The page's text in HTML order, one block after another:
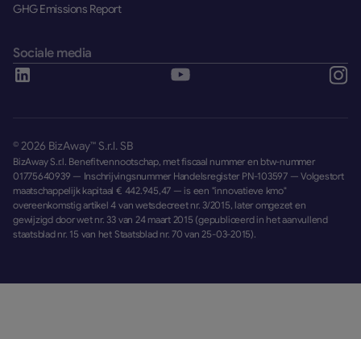
GHG Emissions Report
Sociale media
BizAway S.r.l. Benefitvennootschap, met fiscaal nummer en btw-nummer
01775640939 — Inschrijvingsnummer Handelsregister PN-103597 — Volgestort
maatschappelijk kapitaal € 442.945,47 — is een "innovatieve kmo"
overeenkomstig artikel 4 van wetsdecreet nr. 3/2015, later omgezet en
gewijzigd door wet nr. 33 van 24 maart 2015 (gepubliceerd in het aanvullend
staatsblad nr. 15 van het Staatsblad nr. 70 van 25-03-2015).
©2026 BizAway™ S.r.l. SB